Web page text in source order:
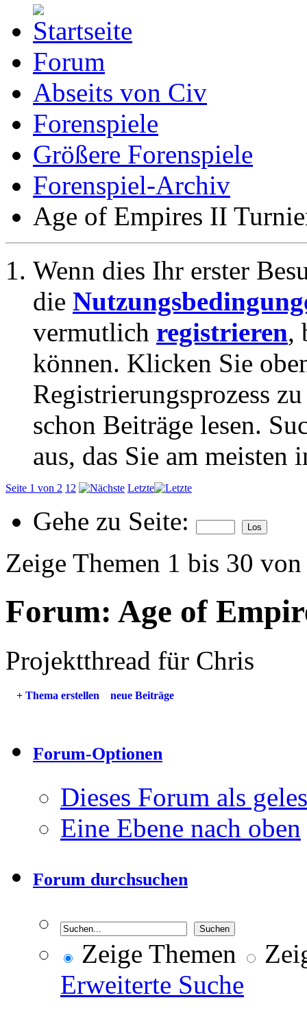
Forum
Abseits von Civ
Forenspiele
Größere Forenspiele
Forenspiel-Archiv
Age of Empires II
Wenn dies Ihr erster
die
vermutlich registrieren,
können. Klicken Sie
Registrierungsprozess
schon Beiträge lesen.
aus, das Sie am meisten
Seite 1 von 2 1 2 Letzte
Gehe zu Seite:
Zeige Themen 1 bis 30
Forum: Age of
Projektthread für Chris
+ Thema erstellen neue Beiträge
Forum-Optionen
Dieses Forum als
Eine Ebene nach oben
Forum durchsuchen
Zeige Themen
Erweiterte Suche